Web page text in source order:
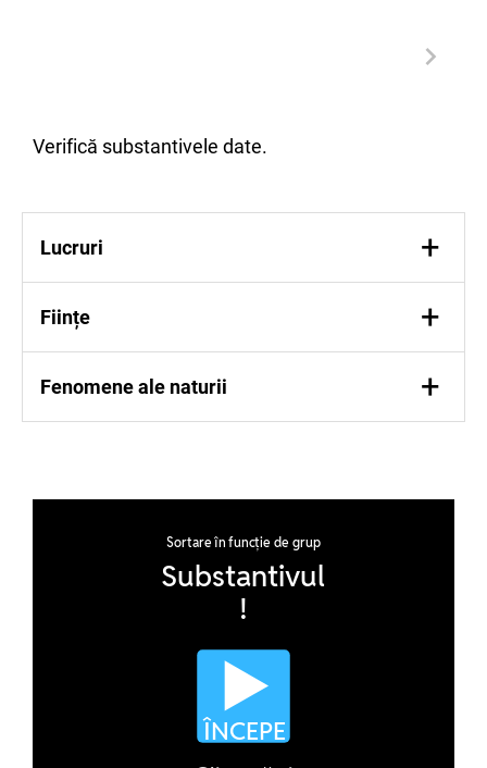
Verifică substantivele date.
Lucruri +
carte, creion, bancă, lupă, foaie, calculator
Ființe +
pisică, focă, Ana, Ionel,
Fenomene ale naturii +